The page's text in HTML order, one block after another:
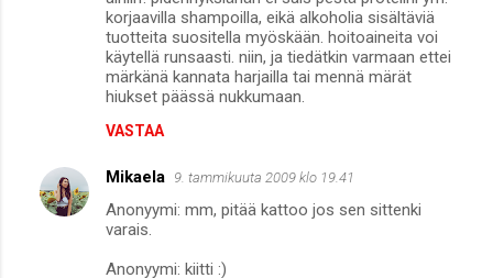
korjaavilla shampoilla, eikä alkoholia sisältäviä
tuotteita suositella myöskään. hoitoaineita voi
käytellä runsaasti. niin, ja tiedätkin varmaan ettei
märkänä kannata harjailla tai mennä märät
hiukset päässä nukkumaan.
VASTAA
Mikaela 9. tammikuuta 2009 klo 19.41
Anonyymi: mm, pitää kattoo jos sen sittenki
varais.
Anonyymi: kiitti :)